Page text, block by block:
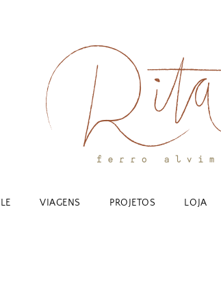
VIAGENS PROJETOS LOJA